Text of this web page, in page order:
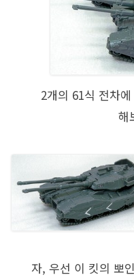
2개의 61식 전차
해
자, 우선 이 킷의 뽀